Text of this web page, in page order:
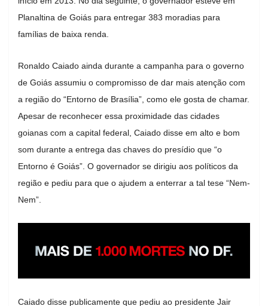
Planaltina de Goiás para entregar 383 moradias para
famílias de baixa renda.
Ronaldo Caiado ainda durante a campanha para o governo
de Goiás assumiu o compromisso de dar mais atenção com
a região do “Entorno de Brasília”, como ele gosta de chamar.
Apesar de reconhecer essa proximidade das cidades
goianas com a capital federal, Caiado disse em alto e bom
som durante a entrega das chaves do presídio que “o
Entorno é Goiás”. O governador se dirigiu aos políticos da
região e pediu para que o ajudem a enterrar a tal tese “Nem-
Nem”.
Caiado disse publicamente que pediu ao presidente Jair